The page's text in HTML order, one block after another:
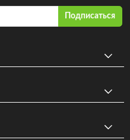
Подписаться